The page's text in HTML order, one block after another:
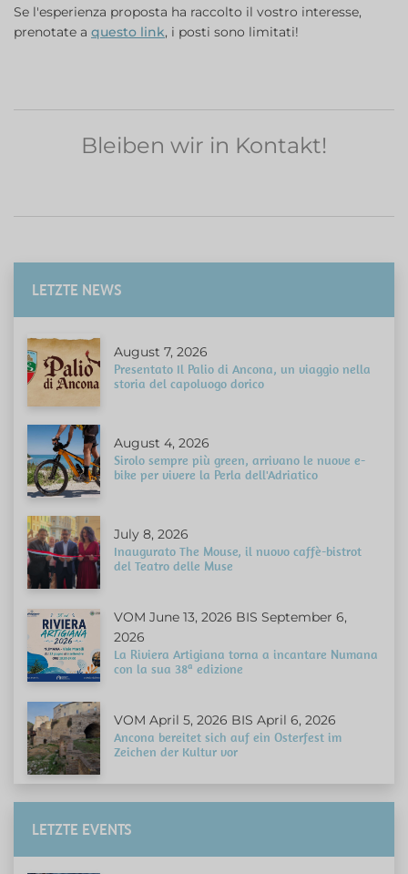
Se l'esperienza proposta ha raccolto il vostro interesse,
prenotate a questo link, i posti sono limitati!
Bleiben wir in Kontakt!
LETZTE NEWS
August 7, 2026
Presentato Il Palio di Ancona, un viaggio nella
storia del capoluogo dorico
August 4, 2026
Sirolo sempre più green, arrivano le nuove e-
bike per vivere la Perla dell'Adriatico
July 8, 2026
Inaugurato The Mouse, il nuovo caffè-bistrot
del Teatro delle Muse
VOM June 13, 2026 BIS September 6,
2026
La Riviera Artigiana torna a incantare Numana
con la sua 38ª edizione
VOM April 5, 2026 BIS April 6, 2026
Ancona bereitet sich auf ein Osterfest im
Zeichen der Kultur vor
LETZTE EVENTS